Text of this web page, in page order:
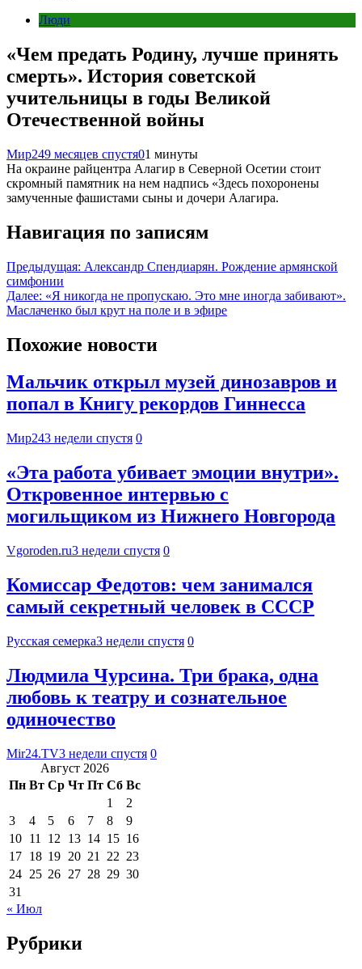
Люди
«Чем предать Родину, лучше принять
смерть». История советской
учительницы в годы Великой
Отечественной войны
Мир249 месяцев спустя01 минуты
На окраине райцентра Алагир в Северной Осетии стоит
скромный памятник на нем надпись «Здесь похоронены
замученные фашистами сыны и дочери Алагира.
Навигация по записям
Предыдущая: Александр Спендиарян. Рождение армянской
симфонии
Далее: «Я никогда не пропускаю. Это мне иногда забивают».
Маслаченко был крут на поле и в эфире
Похожие новости
Мальчик открыл музей динозавров и
попал в Книгу рекордов Гиннесса
Мир243 недели спустя 0
«Эта работа убивает эмоции внутри».
Откровенное интервью с
могильщиком из Нижнего Новгорода
Vgoroden.ru3 недели спустя 0
Комиссар Федотов: чем занимался
самый секретный человек в СССР
Русская семерка3 недели спустя 0
Людмила Чурсина. Три брака, одна
любовь к театру и сознательное
одиночество
Mir24.TV3 недели спустя 0
Август 2026
Пн Вт Ср Чт Пт Сб Вс
1
2
3
4 5 6 7 8
9
10 11 12 13 14 15 16
17 18 19 20 21 22 23
24 25 26 27 28 29 30
31
« Июл
Рубрики